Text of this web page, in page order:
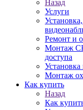
Назад
Услуги
Ремонт и
Монтаж
доступа
Монтаж
Как купить
Назад
Как